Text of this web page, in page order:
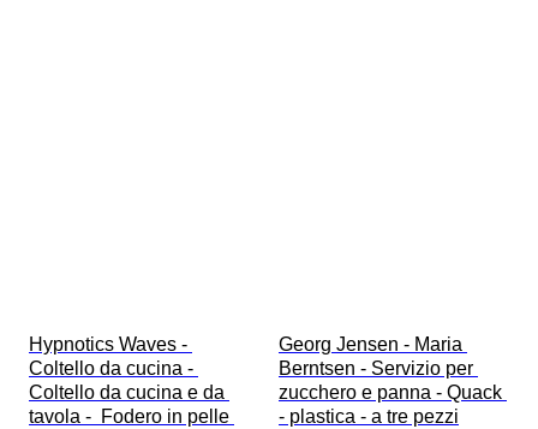
Hypnotics Waves -
Coltello da cucina -
Coltello da cucina e da
tavola -  Fodero in pelle
Georg Jensen - Maria
Berntsen - Servizio per
zucchero e panna - Quack
- plastica - a tre pezzi